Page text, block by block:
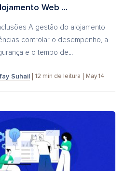
Web ...
A gestão do alojamento
controlar o desempenho, a
e o tempo de...
Suhail 12 min de leitura May 14